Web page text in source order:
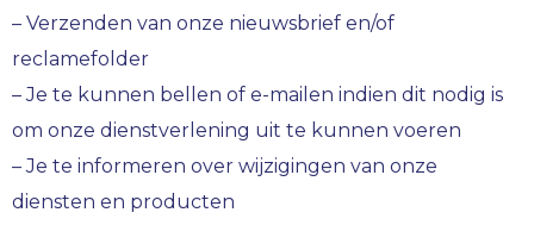
– Verzenden van onze nieuwsbrief en/of
reclamefolder
– Je te kunnen bellen of e-mailen indien dit nodig is
om onze dienstverlening uit te kunnen voeren
– Je te informeren over wijzigingen van onze
diensten en producten